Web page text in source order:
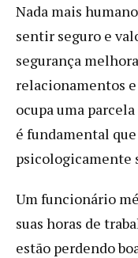
Nada mais
sentir seguro e
segurança
relacionamentos
ocupa uma
é fundamental
psicologicamente
Um funcionário
suas horas de
estão perdendo